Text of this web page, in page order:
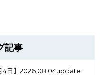
記事
日】 2026.08.04update